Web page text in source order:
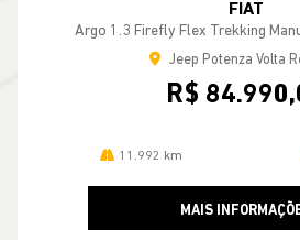
FIAT
Argo 1.3 Firefly Flex Trekking
Jeep Potenza Volta
R$
11.992 km
MAIS